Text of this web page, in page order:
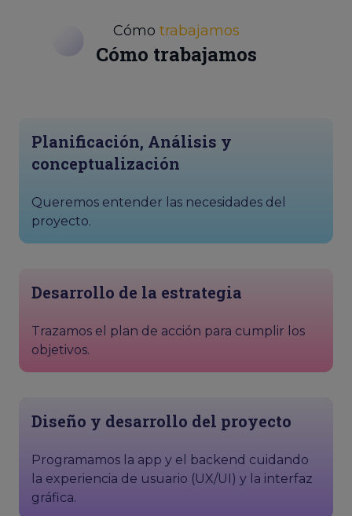
Cómo trabajamos
Cómo trabajamos
Planificación, Análisis y
conceptualización
Queremos entender las necesidades del
proyecto.
Desarrollo de la estrategia
Trazamos el plan de acción para cumplir los
objetivos.
Diseño y desarrollo del proyecto
Programamos la app y el backend cuidando
la experiencia de usuario (UX/UI) y la interfaz
gráfica.